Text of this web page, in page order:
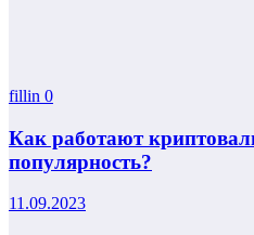
fillin 0
Как работают
популярность?
11.09.2023